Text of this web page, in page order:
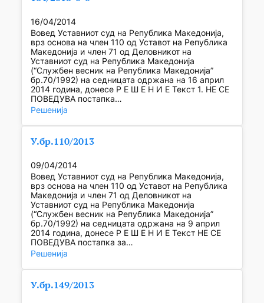
16/04/2014
Вовед Уставниот суд на Република Македонија,
врз основа на член 110 од Уставот на Република
Македонија и член 71 од Деловникот на
Уставниот суд на Република Македонија
(“Службен весник на Република Македонија”
бр.70/1992) на седницата одржана на 16 април
2014 година, донесе Р Е Ш Е Н И Е Текст 1. НЕ СЕ
ПОВЕДУВА постапка…
Решенија
У.бр.110/2013
09/04/2014
Вовед Уставниот суд на Република Македонија,
врз основа на член 110 од Уставот на Република
Македонија и член 71 од Деловникот на
Уставниот суд на Република Македонија
(“Службен весник на Република Македонија”
бр.70/1992) на седницата одржана на 9 април
2014 година, донесе Р Е Ш Е Н И Е Текст НЕ СЕ
ПОВЕДУВА постапка за…
Решенија
У.бр.149/2013